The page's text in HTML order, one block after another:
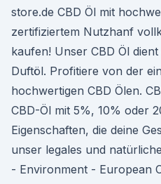
store.de CBD Öl mit
zertifiziertem Nutzhanf
kaufen! Unser CBD Öl
Duftöl. Profitiere von der
hochwertigen CBD Ölen.
CBD-Öl mit 5%, 10% oder
Eigenschaften, die deine
unser legales und
- Environment - European